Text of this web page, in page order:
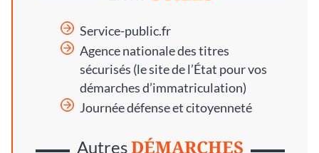
Service-public.fr
Agence nationale des titres
sécurisés (le site de l’État pour vos
démarches d’immatriculation)
Journée défense et citoyenneté
AutresDÉMARCHES